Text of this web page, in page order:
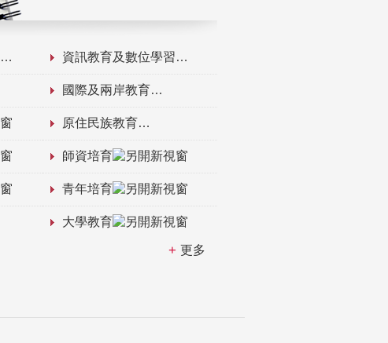
資訊教育及數位學習
國際及兩岸教育
原住民族教育
師資培育
青年培育
大學教育
更多